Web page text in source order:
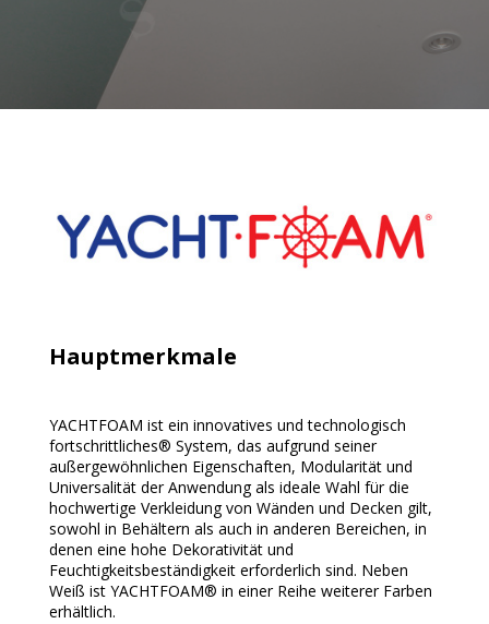
Hauptmerkmale
YACHTFOAM ist ein innovatives und technologisch
fortschrittliches® System, das aufgrund seiner
außergewöhnlichen Eigenschaften, Modularität und
Universalität der Anwendung als ideale Wahl für die
hochwertige Verkleidung von Wänden und Decken gilt,
sowohl in Behältern als auch in anderen Bereichen, in
denen eine hohe Dekorativität und
Feuchtigkeitsbeständigkeit erforderlich sind. Neben
Weiß ist YACHTFOAM® in einer Reihe weiterer Farben
erhältlich.